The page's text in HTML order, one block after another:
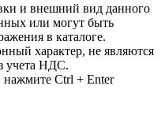
и внешний вид данного
или могут быть
в каталоге.
характер, не являются
учета НДС.
Ctrl + Enter